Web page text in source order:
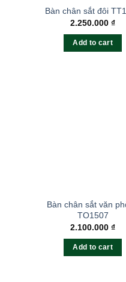
Bàn chân sắt đôi
2.250.000₫
Add to cart
Bàn chân sắt văn
TO1507
2.100.000₫
Add to cart